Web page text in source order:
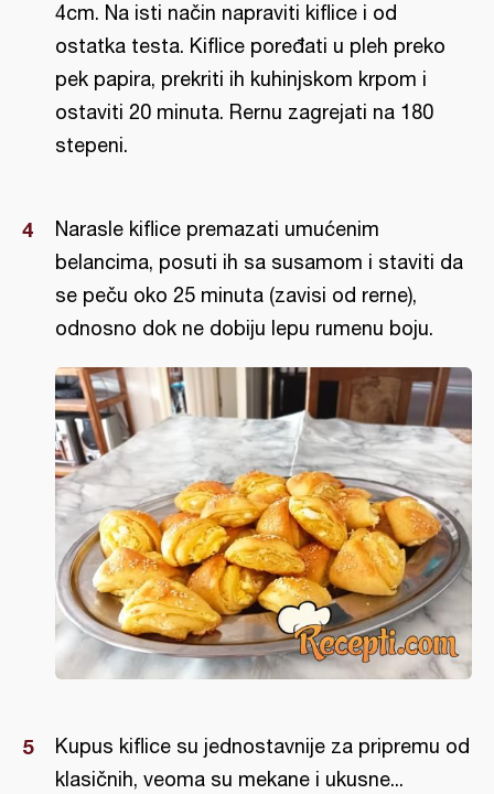
4cm. Na isti način napraviti kiflice i od
ostatka testa. Kiflice poređati u pleh preko
pek papira, prekriti ih kuhinjskom krpom i
ostaviti 20 minuta. Rernu zagrejati na 180
stepeni.
Narasle kiflice premazati umućenim
belancima, posuti ih sa susamom i staviti da
se peču oko 25 minuta (zavisi od rerne),
odnosno dok ne dobiju lepu rumenu boju.
Kupus kiflice su jednostavnije za pripremu od
klasičnih, veoma su mekane i ukusne...